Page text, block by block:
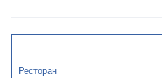
Ресторан